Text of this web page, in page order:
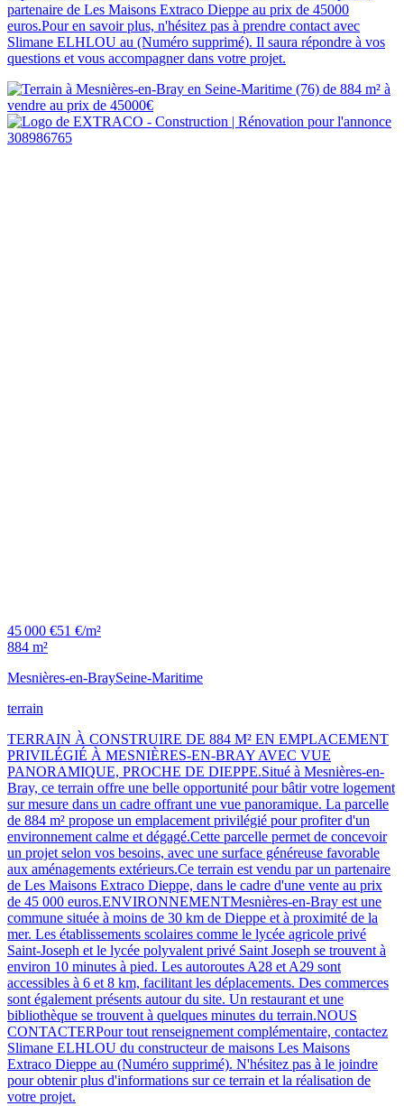
partenaire de Les Maisons Extraco Dieppe au prix de 45000
euros.Pour en savoir plus, n'hésitez pas à prendre contact avec
Slimane ELHLOU au (Numéro supprimé). Il saura répondre à vos
questions et vous accompagner dans votre projet.
45 000 €51 €/m²
884 m²
Mesnières-en-BraySeine-Maritime
terrain
TERRAIN À CONSTRUIRE DE 884 M² EN EMPLACEMENT
PRIVILÉGIÉ À MESNIÈRES-EN-BRAY AVEC VUE
PANORAMIQUE, PROCHE DE DIEPPE.Situé à Mesnières-en-
Bray, ce terrain offre une belle opportunité pour bâtir votre logement
sur mesure dans un cadre offrant une vue panoramique. La parcelle
de 884 m² propose un emplacement privilégié pour profiter d'un
environnement calme et dégagé.Cette parcelle permet de concevoir
un projet selon vos besoins, avec une surface généreuse favorable
aux aménagements extérieurs.Ce terrain est vendu par un partenaire
de Les Maisons Extraco Dieppe, dans le cadre d'une vente au prix
de 45 000 euros.ENVIRONNEMENTMesnières-en-Bray est une
commune située à moins de 30 km de Dieppe et à proximité de la
mer. Les établissements scolaires comme le lycée agricole privé
Saint-Joseph et le lycée polyvalent privé Saint Joseph se trouvent à
environ 10 minutes à pied. Les autoroutes A28 et A29 sont
accessibles à 6 et 8 km, facilitant les déplacements. Des commerces
sont également présents autour du site. Un restaurant et une
bibliothèque se trouvent à quelques minutes du terrain.NOUS
CONTACTERPour tout renseignement complémentaire, contactez
Slimane ELHLOU du constructeur de maisons Les Maisons
Extraco Dieppe au (Numéro supprimé). N'hésitez pas à le joindre
pour obtenir plus d'informations sur ce terrain et la réalisation de
votre projet.